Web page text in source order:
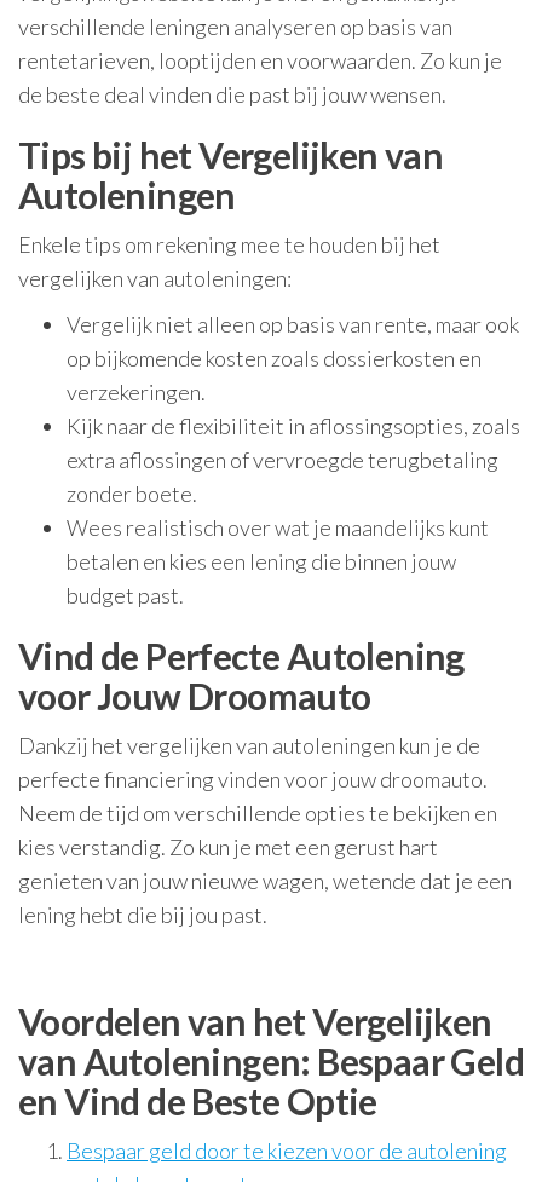
verschillende leningen analyseren op basis van
rentetarieven, looptijden en voorwaarden. Zo kun je
de beste deal vinden die past bij jouw wensen.
Tips bij het Vergelijken van
Autoleningen
Enkele tips om rekening mee te houden bij het
vergelijken van autoleningen:
Vergelijk niet alleen op basis van rente, maar ook
op bijkomende kosten zoals dossierkosten en
verzekeringen.
Kijk naar de flexibiliteit in aflossingsopties, zoals
extra aflossingen of vervroegde terugbetaling
zonder boete.
Wees realistisch over wat je maandelijks kunt
betalen en kies een lening die binnen jouw
budget past.
Vind de Perfecte Autolening
voor Jouw Droomauto
Dankzij het vergelijken van autoleningen kun je de
perfecte financiering vinden voor jouw droomauto.
Neem de tijd om verschillende opties te bekijken en
kies verstandig. Zo kun je met een gerust hart
genieten van jouw nieuwe wagen, wetende dat je een
lening hebt die bij jou past.
Voordelen van het Vergelijken
van Autoleningen: Bespaar Geld
en Vind de Beste Optie
Bespaar geld door te kiezen voor de autolening